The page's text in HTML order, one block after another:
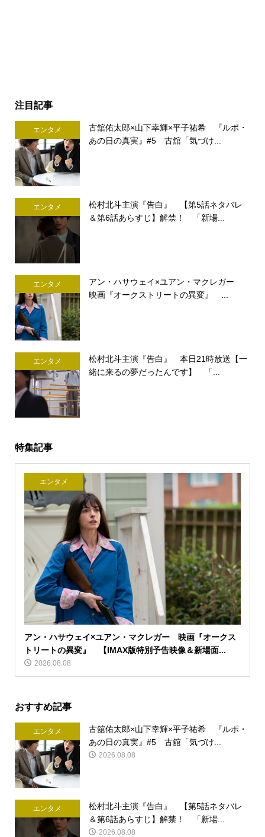
注目記事
エンタメ
古舘佑太郎×山下幸輝×平子祐希 『ルポ・
あの日の真実』#5 古舘「気づけ...
エンタメ
松村北斗主演『告白』 【第5話ネタバレ
＆第6話あらすじ】解禁！ 「新場...
エンタメ
アン・ハサウェイ×ユアン・マクレガー
映画『オークストリートの異変』 ...
エンタメ
松村北斗主演『告白』 本日21時放送【一
緒に来るの夢だったんです】 「...
特集記事
エンタメ
アン・ハサウェイ×ユアン・マクレガー 映画『オークス
トリートの異変』 【IMAX版特別予告映像＆新場面...
2026.08.08
おすすめ記事
エンタメ
古舘佑太郎×山下幸輝×平子祐希 『ルポ・
あの日の真実』#5 古舘「気づけ...
2026.08.08
エンタメ
松村北斗主演『告白』 【第5話ネタバレ
＆第6話あらすじ】解禁！ 「新場...
2026.08.08